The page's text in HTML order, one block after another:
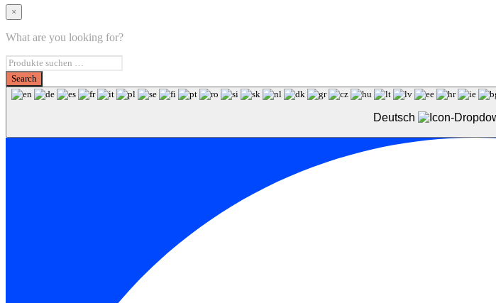
×
What are you looking for?
Deutsch